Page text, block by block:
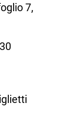
7,